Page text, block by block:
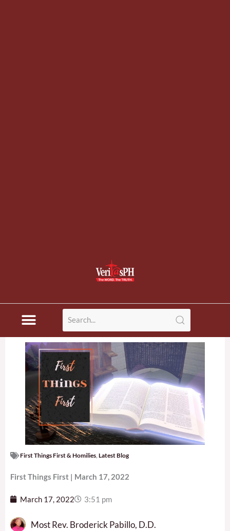
First Things First & Homilies Latest Blog
First Things First | March 17, 2022
March 17, 2022 3:51 pm
Most Rev. Broderick Pabillo, D.D.